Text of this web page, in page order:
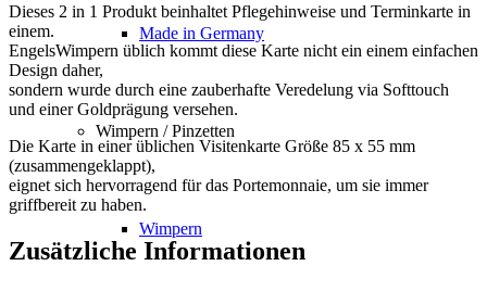
Made in Germany
Wimpern / Pinzetten
Wimpern
Dieses 2 in 1 Produkt beinhaltet Pflegehinweise und Terminkarte in
einem.
EngelsWimpern üblich kommt diese Karte nicht ein einem einfachen
Design daher,
sondern wurde durch eine zauberhafte Veredelung via Softtouch
und einer Goldprägung versehen.
Die Karte in einer üblichen Visitenkarte Größe 85 x 55 mm
(zusammengeklappt),
eignet sich hervorragend für das Portemonnaie, um sie immer
griffbereit zu haben.
Zusätzliche Informationen